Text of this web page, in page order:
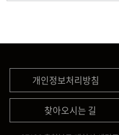
개인정보처리방침
찾아오시는 길